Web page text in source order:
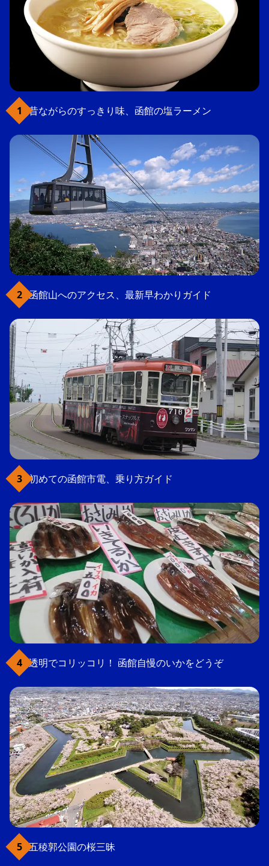
昔ながらのすっきり味、函館の塩ラーメン
函館山へのアクセス、最新早わかりガイド
初めての函館市電、乗り方ガイド
透明でコリッコリ！ 函館自慢のいかをどうぞ
五稜郭公園の桜三昧